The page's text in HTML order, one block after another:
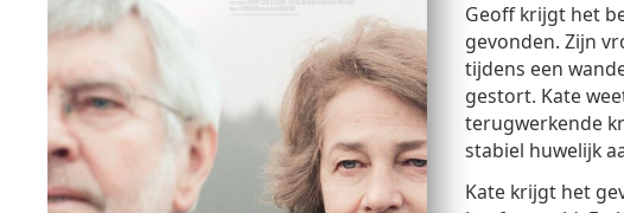
Geoff krijgt het
gevonden. Zijn
tijdens een
gestort. Kate
terugwerkende
stabiel huwelijk
Kate krijgt het